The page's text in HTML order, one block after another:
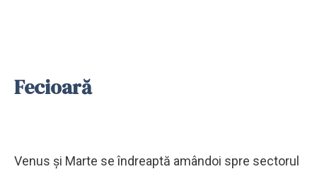
Fecioară
Venus și Marte se îndreaptă amândoi spre sectorul